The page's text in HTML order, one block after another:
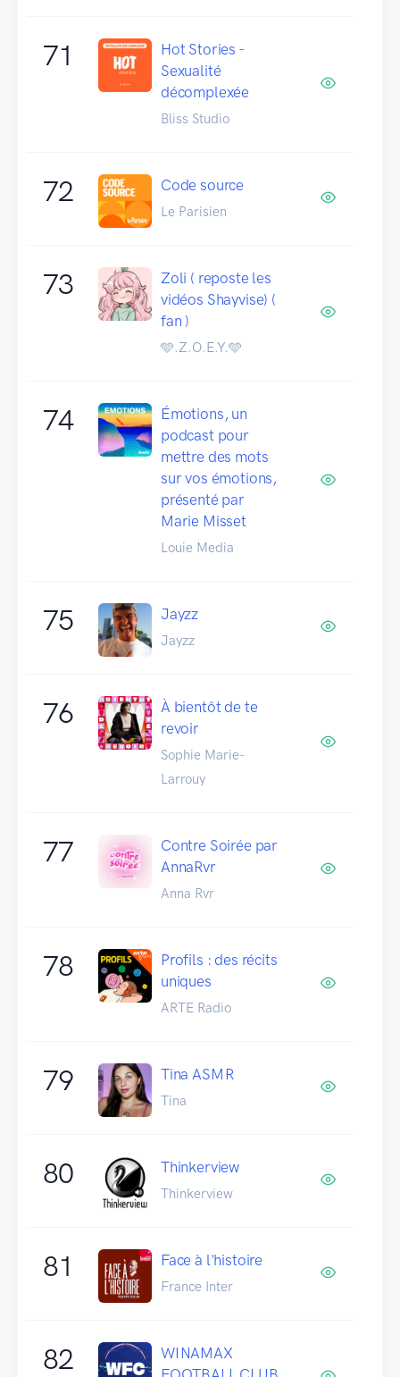
71
Hot Stories -
Sexualité
décomplexée
Bliss Studio
72 Code source
Le Parisien
73
Zoli ( reposte les
vidéos Shayvise) (
fan )
🩵.Z.O.E.Y.🩵
74
Émotions, un
podcast pour
mettre des mots
sur vos émotions,
présenté par
Marie Misset
Louie Media
75 Jayzz
Jayzz
76
À bientôt de te
revoir
Sophie Marie-
Larrouy
77
Contre Soirée par
AnnaRvr
Anna Rvr
78
Profils : des récits
uniques
ARTE Radio
79 Tina ASMR
Tina
80 Thinkerview
Thinkerview
81 Face à l'histoire
France Inter
82
WINAMAX